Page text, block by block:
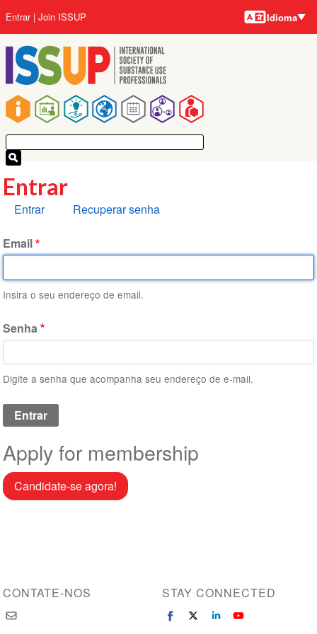
para
o
conteúdo
principal
Navegação
principal
Menu
da
conta
do
usuário
Entrar Join ISSUP Idiomas
Idioma
Entrar
Abas
Entrar Recuperar senha
Email
Insira o seu endereço de email.
Senha
Digite a senha que acompanha seu endereço de e-mail.
Apply for membership
Candidate-se agora!
CONTATE-NOS STAY CONNECTED